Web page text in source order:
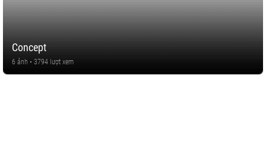
Concept
6 ảnh • 3794 lượt xem